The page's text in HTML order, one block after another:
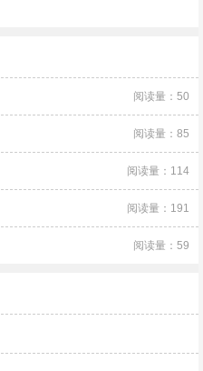
阅读量：50
阅读量：85
阅读量：114
阅读量：191
阅读量：59